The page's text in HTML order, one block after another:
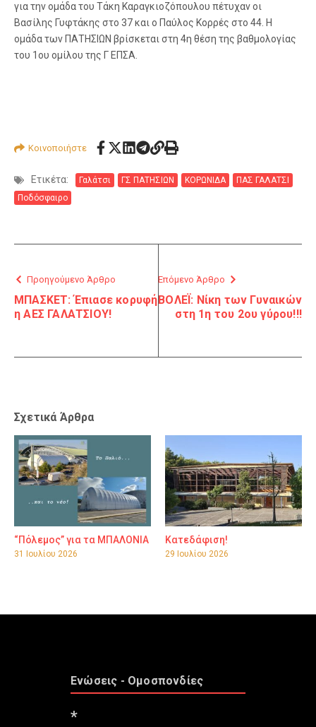
για την ομάδα του Τάκη Καραγκιοζόπουλου πέτυχαν οι
Βασίλης Γυφτάκης στο 37 και ο Παύλος Κορρές στο 44. Η
ομάδα των ΠΑΤΗΣΙΩΝ βρίσκεται στη 4η θέση της βαθμολογίας
του 1ου ομίλου της Γ ΕΠΣΑ.
Κοινοποιήστε
Ετικέτα: Γαλάτσι ΓΣ ΠΑΤΗΣΙΩΝ ΚΟΡΩΝΙΔΑ
ΠΑΣ ΓΑΛΑΤΣΙ
Ποδόσφαιρο
Προηγούμενο Άρθρο
ΜΠΑΣΚΕΤ: Έπιασε κορυφή
η ΑΕΣ ΓΑΛΑΤΣΙΟΥ!
Επόμενο Άρθρο
ΒΟΛΕΪ: Νίκη των Γυναικών
στη 1η του 2ου γύρου!!!
Σχετικά Άρθρα
“Πόλεμος” για τα ΜΠΑΛΟΝΙΑ
31 Ιουλίου 2026
Κατεδάφιση!
29 Ιουλίου 2026
Ενώσεις - Ομοσπονδίες
*